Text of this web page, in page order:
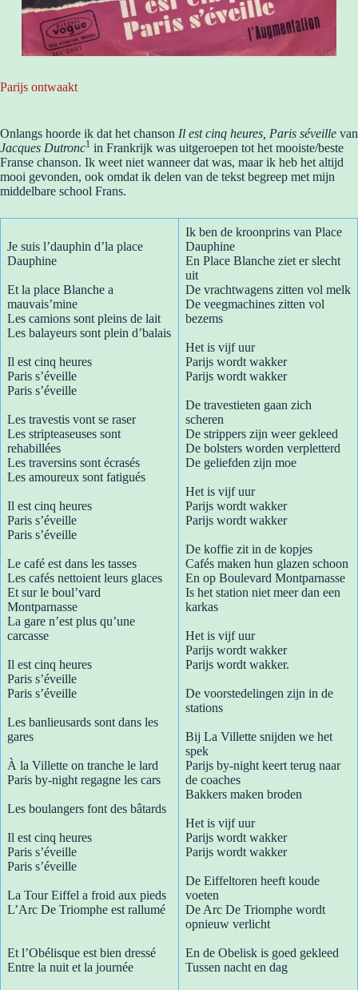
Parijs ontwaakt
Onlangs hoorde ik dat het chanson Il est cinq heures, Paris séveille van
Jacques Dutronc1 in Frankrijk was uitgeroepen tot het mooiste/beste
Franse chanson. Ik weet niet wanneer dat was, maar ik heb het altijd
mooi gevonden, ook omdat ik delen van de tekst begreep met mijn
middelbare school Frans.
Je suis l’dauphin d’la place
Dauphine
Et la place Blanche a
mauvais’mine
Les camions sont pleins de lait
Les balayeurs sont plein d’balais
Il est cinq heures
Paris s’éveille
Paris s’éveille
Les travestis vont se raser
Les stripteaseuses sont
rehabillées
Les traversins sont écrasés
Les amoureux sont fatigués
Il est cinq heures
Paris s’éveille
Paris s’éveille
Le café est dans les tasses
Les cafés nettoient leurs glaces
Et sur le boul’vard
Montparnasse
La gare n’est plus qu’une
carcasse
Il est cinq heures
Paris s’éveille
Paris s’éveille
Les banlieusards sont dans les
gares
À la Villette on tranche le lard
Paris by-night regagne les cars
Les boulangers font des bâtards
Il est cinq heures
Paris s’éveille
Paris s’éveille
La Tour Eiffel a froid aux pieds
L’Arc De Triomphe est rallumé
Et l’Obélisque est bien dressé
Entre la nuit et la journée
Ik ben de kroonprins van Place
Dauphine
En Place Blanche ziet er slecht
uit
De vrachtwagens zitten vol melk
De veegmachines zitten vol
bezems
Het is vijf uur
Parijs wordt wakker
Parijs wordt wakker
De travestieten gaan zich
scheren
De strippers zijn weer gekleed
De bolsters worden verpletterd
De geliefden zijn moe
Het is vijf uur
Parijs wordt wakker
Parijs wordt wakker
De koffie zit in de kopjes
Cafés maken hun glazen schoon
En op Boulevard Montparnasse
Is het station niet meer dan een
karkas
Het is vijf uur
Parijs wordt wakker
Parijs wordt wakker.
De voorstedelingen zijn in de
stations
Bij La Villette snijden we het
spek
Parijs by-night keert terug naar
de coaches
Bakkers maken broden
Het is vijf uur
Parijs wordt wakker
Parijs wordt wakker
De Eiffeltoren heeft koude
voeten
De Arc De Triomphe wordt
opnieuw verlicht
En de Obelisk is goed gekleed
Tussen nacht en dag